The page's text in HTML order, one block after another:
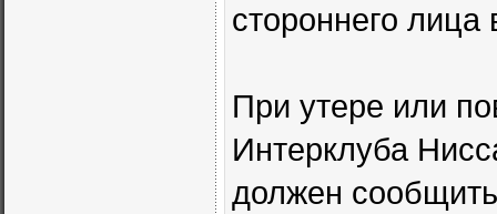
стороннего
При утере или
Интерклуба
должен